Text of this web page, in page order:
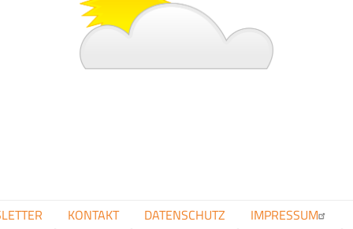
FUSSZEILENMENÜKONTAKT DATENSCHUTZ IMPRESSUM